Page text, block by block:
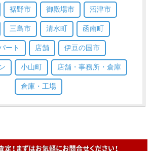
裾野市 御殿場市 沼津市
三島市 清水町 函南町
ート 店舗 伊豆の国市
小山町 店舗・事務所・倉庫
倉庫・工場